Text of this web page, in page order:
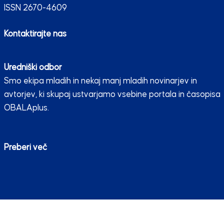
ISSN 2670-4609
Kontaktirajte nas
Uredniški odbor
Smo ekipa mladih in nekaj manj mladih novinarjev in
avtorjev, ki skupaj ustvarjamo vsebine portala in časopisa
OBALAplus.
Preberi več